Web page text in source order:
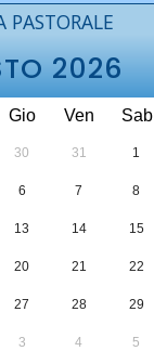
PASTORALE
2026
Gio Ven Sab
30 31 1
6 7 8
13 14 15
20 21 22
27 28 29
3 4 5